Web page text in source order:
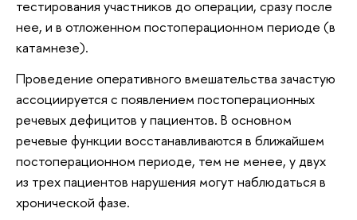
тестирования участников до операции, сразу после
нее, и в отложенном постоперационном периоде (в
катамнезе).
Проведение оперативного вмешательства зачастую
ассоциируется с появлением постоперационных
речевых дефицитов у пациентов. В основном
речевые функции восстанавливаются в ближайшем
постоперационном периоде, тем не менее, у двух
из трех пациентов нарушения могут наблюдаться в
хронической фазе.